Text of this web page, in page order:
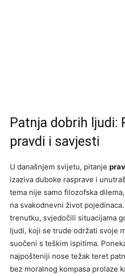
Patnja dobrih ljudi:
pravdi i savjesti
U današnjem svijetu, pitanje
izaziva duboke rasprave i
tema nije samo filozofska
na svakodnevni život
trenutku, svjedočili situacijama
ljudi, koji se trude održati svoje
suočeni s teškim ispitima.
najpošteniji nose težak teret
bez moralnog kompasa prolaze